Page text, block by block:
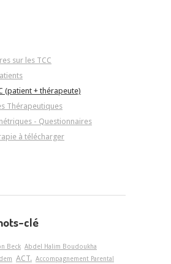
sur les TCC
(patient + thérapeute)
Thérapeutiques
- Questionnaires
à télécharger
clé
Beck Abdel Halim Boudoukha
ACT. Accompagnement Parental